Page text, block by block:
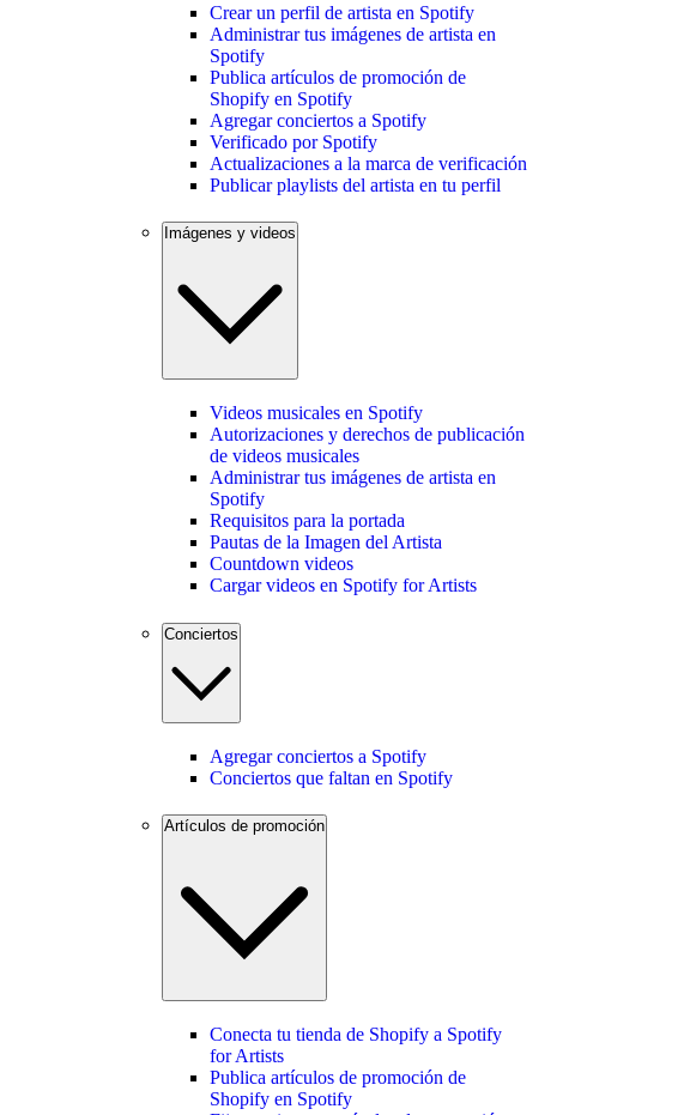
Crear un perfil de artista en Spotify
Administrar tus imágenes de artista en
Spotify
Publica artículos de promoción de
Shopify en Spotify
Agregar conciertos a Spotify
Verificado por Spotify
Actualizaciones a la marca de verificación
Publicar playlists del artista en tu perfil
Imágenes y videos
Videos musicales en Spotify
Autorizaciones y derechos de publicación
de videos musicales
Administrar tus imágenes de artista en
Spotify
Requisitos para la portada
Pautas de la Imagen del Artista
Countdown videos
Cargar videos en Spotify for Artists
Conciertos
Agregar conciertos a Spotify
Conciertos que faltan en Spotify
Artículos de promoción
Conecta tu tienda de Shopify a Spotify
for Artists
Publica artículos de promoción de
Shopify en Spotify